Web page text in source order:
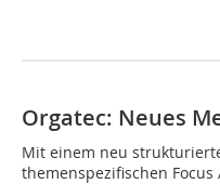
Orgatec: Neues
Mit einem neu
themenspezifischen